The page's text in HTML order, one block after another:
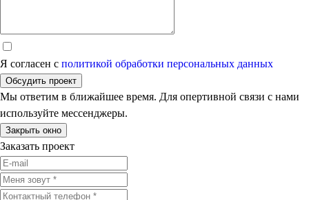
Я согласен с политикой обработки персональных данных
Обсудить проект
Мы ответим в ближайшее время. Для опертивной связи с нами
используйте мессенджеры.
Закрыть окно
Заказать проект